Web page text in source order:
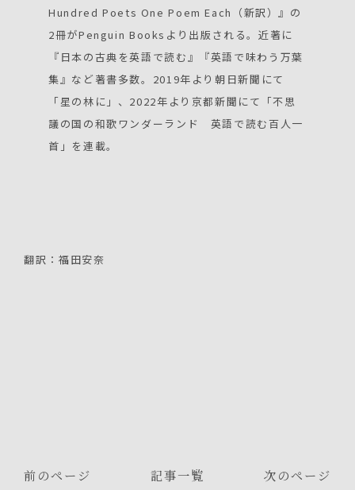
Hundred Poets One Poem Each（新訳）』の
2冊がPenguin Booksより出版される。近著に
『日本の古典を英語で読む』『英語で味わう万葉
集』など著書多数。2019年より朝日新聞にて
「星の林に」、2022年より京都新聞にて「不思
議の国の和歌ワンダーランド 英語で読む百人一
首」を連載。
翻訳：福田安奈
前のページ 記事一覧 次のページ